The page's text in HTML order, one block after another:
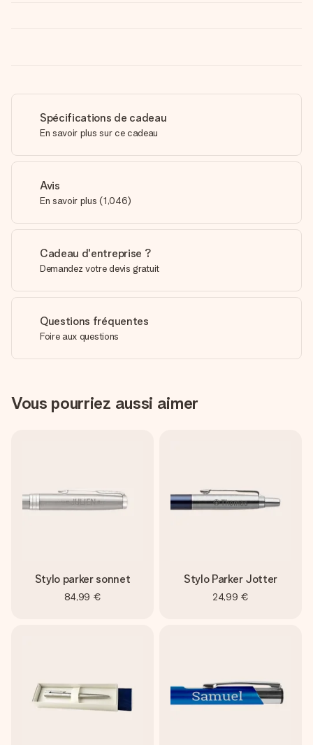
Spécifications de cadeau
En savoir plus sur ce cadeau
Avis
En savoir plus (1,046)
Cadeau d'entreprise ?
Demandez votre devis gratuit
Questions fréquentes
Foire aux questions
Vous pourriez aussi aimer
Stylo parker sonnet
84,99 €
Stylo Parker Jotter
24,99 €